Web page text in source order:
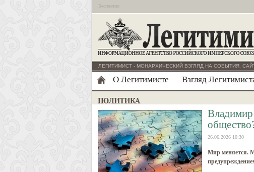
Бесплатно
ЛЕГИТИМИСТ - МОНАРХИЧЕСКИЙ ВЗГЛЯД НА СОБЫТИЯ.
О Легитимисте Взгляд
26.06.2026 10:30
Мир меняется.